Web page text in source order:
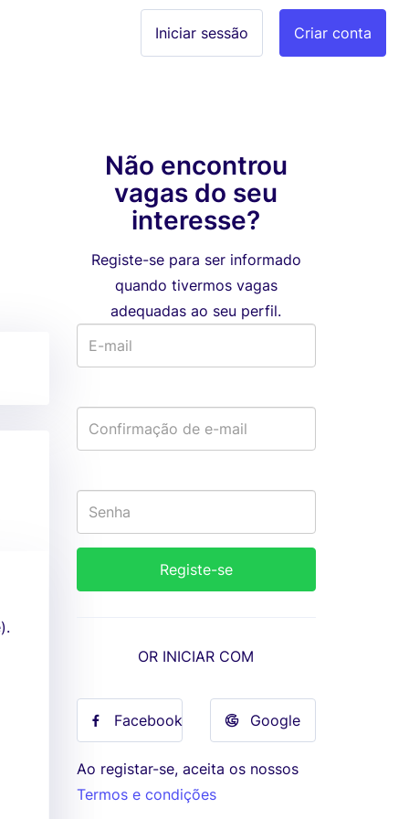
Criar conta
Iniciar sessão
Não encontrou
vagas do seu
interesse?
Registe-se para ser informado
quando tivermos vagas
adequadas ao seu perfil.
OR INICIAR COM
Facebook Google
Ao registar-se, aceita os nossos
Termos e condições